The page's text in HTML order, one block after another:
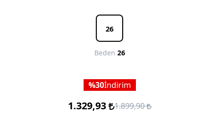
26
Beden 26
30İndirim
1.329,93 1.899,90